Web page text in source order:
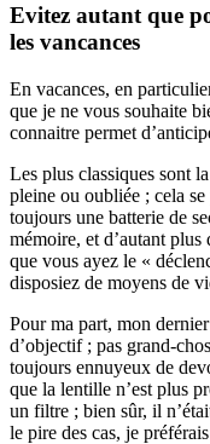
Evitez autant que
les vancances
En vacances, en
que je ne vous souhaite
connaitre permet
Les plus classiques sont
pleine ou oubliée ; cela
toujours une batterie de
mémoire, et d’autant
que vous ayez le «
disposiez de moyens de
Pour ma part, mon
d’objectif ; pas grand-
toujours ennuyeux de
que la lentille n’est plus
un filtre ; bien sûr, il
le pire des cas, je